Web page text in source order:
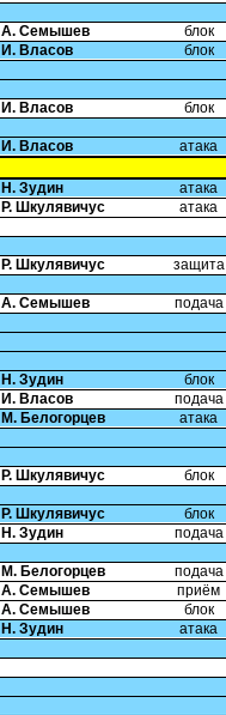
А. Семышев
блок
И. Власов блок
И. Власов блок
И. Власов атака
Н. Зудин
атака
Р. Шкулявичус атака
Р. Шкулявичус защита
А. Семышев подача
Н. Зудин
блок
И. Власов
подача
М. Белогорцев атака
Р. Шкулявичус блок
Р. Шкулявичус
блок
Н. Зудин подача
М. Белогорцев
подача
А. Семышев
приём
А. Семышев
блок
Н. Зудин атака